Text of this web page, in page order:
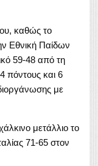
καθώς το
Εθνική Παίδων
59-48 από τη
πόντους και 6
με
μετάλλιο το
71-65 στον